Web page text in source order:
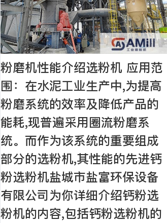
粉磨机性能介绍选粉机 应用范
围：在水泥工业生产中,为提高
粉磨系统的效率及降低产品的
能耗,现普遍采用圈流粉磨系
统。而作为该系统的重要组成
部分的选粉机,其性能的先进钙
粉选粉机盐城市盐富环保设备
有限公司为你详细介绍钙粉选
粉机的内容,包括钙粉选粉机的